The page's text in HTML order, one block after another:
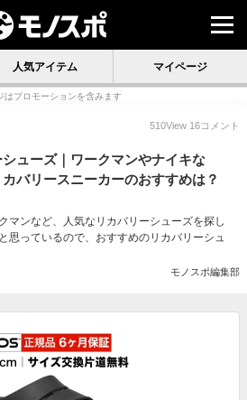
人気アイテム マイページ
はプロモーションを含みます
510View 16コメント
シューズ｜ワークマンやナイキな
バリースニーカーのおすすめは？
マンなど、人気なリカバリーシューズを探し
思っているので、おすすめのリカバリーシュ
モノスポ編集部